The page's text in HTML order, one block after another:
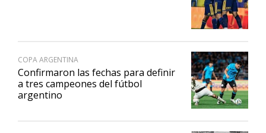
COPA ARGENTINA
Confirmaron las fechas para definir
a tres campeones del fútbol
argentino